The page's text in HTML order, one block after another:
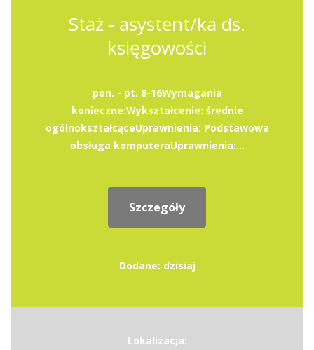
Staż - asystent/ka ds.
księgowości
pon. - pt. 8-16Wymagania
konieczne:Wykształcenie: średnie
ogólnokształcąceUprawnienia: Podstawowa
obsługa komputeraUprawnienia:...
Szczegóły
Dodane: dzisiaj
Lokalizacja: